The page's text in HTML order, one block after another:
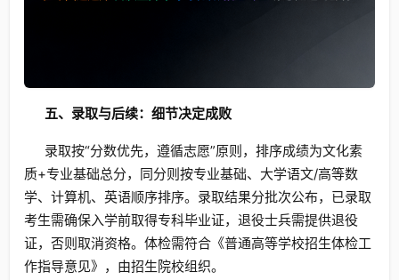
五、录取与后续：细节决定成败
录取按“分数优先，遵循志愿”原则，排序成绩为文化素
质+专业基础总分，同分则按专业基础、大学语文/高等数
学、计算机、英语顺序排序。录取结果分批次公布，已录取
考生需确保入学前取得专科毕业证，退役士兵需提供退役
证，否则取消资格。体检需符合《普通高等学校招生体检工
作指导意见》，由招生院校组织。